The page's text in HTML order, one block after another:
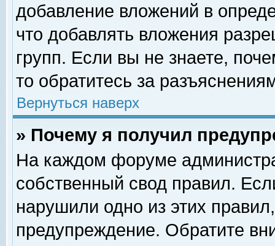
добавление вложений в
что добавлять вложения
групп. Если вы не знаете,
то обратитесь за
Вернуться наверх
» Почему я получил
На каждом форуме
собственный свод правил.
нарушили одно из этих
предупреждение. Обратите